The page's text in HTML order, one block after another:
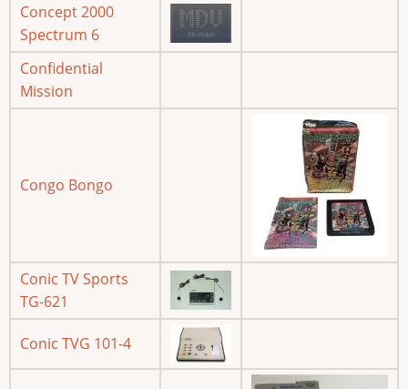
Concept 2000
Spectrum 6
Confidential
Mission
Congo Bongo
Conic TV Sports
TG-621
Conic TVG 101-4